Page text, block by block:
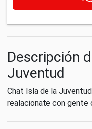
Descripción
Juventud
Chat Isla de la
realacionate con gente